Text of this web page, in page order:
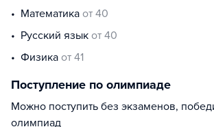
математика от 40
русский язык от 40
физика от 41
Поступление по олимпиаде
Можно поступить без экзаменов,
олимпиад